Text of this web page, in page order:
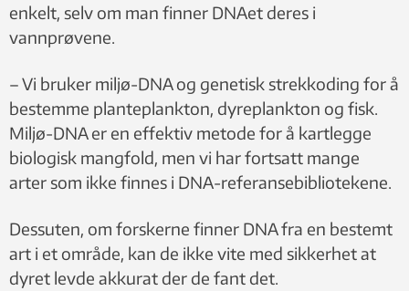
enkelt, selv om man finner DNAet deres i
vannprøvene.
– Vi bruker miljø-DNA og genetisk strekkoding for å
bestemme planteplankton, dyreplankton og fisk.
Miljø-DNA er en effektiv metode for å kartlegge
biologisk mangfold, men vi har fortsatt mange
arter som ikke finnes i DNA-referansebibliotekene.
Dessuten, om forskerne finner DNA fra en bestemt
art i et område, kan de ikke vite med sikkerhet at
dyret levde akkurat der de fant det.